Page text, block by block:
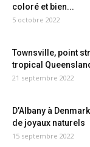
coloré et bien...
5 octobre 2022
Townsville, point
tropical
21 septembre 2022
D’Albany à
de joyaux naturels
15 septembre 2022